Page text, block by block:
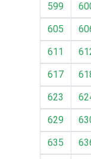
599
605
611
617
623
629
635